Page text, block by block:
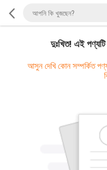
দুঃখিত! এই
আসুন দেখি কোন সম্পর্কিত